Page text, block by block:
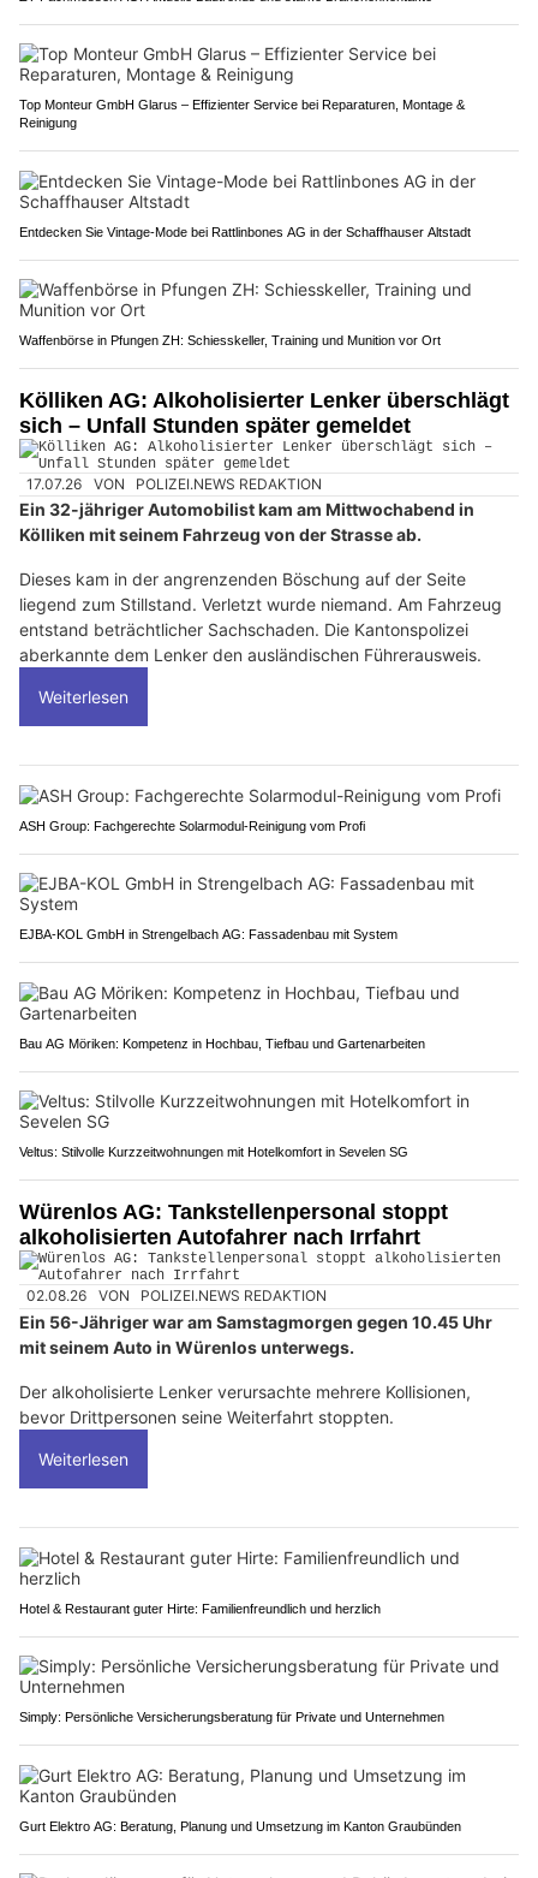
Top Monteur GmbH Glarus – Effizienter Service bei Reparaturen, Montage &
Reinigung
Entdecken Sie Vintage-Mode bei Rattlinbones AG in der Schaffhauser Altstadt
Waffenbörse in Pfungen ZH: Schiesskeller, Training und Munition vor Ort
Kölliken AG: Alkoholisierter Lenker überschlägt
sich – Unfall Stunden später gemeldet
17.07.26 VON POLIZEI.NEWS REDAKTION
Ein 32-jähriger Automobilist kam am Mittwochabend in
Kölliken mit seinem Fahrzeug von der Strasse ab.
Dieses kam in der angrenzenden Böschung auf der Seite
liegend zum Stillstand. Verletzt wurde niemand. Am Fahrzeug
entstand beträchtlicher Sachschaden. Die Kantonspolizei
aberkannte dem Lenker den ausländischen Führerausweis.
Weiterlesen
ASH Group: Fachgerechte Solarmodul-Reinigung vom Profi
EJBA-KOL GmbH in Strengelbach AG: Fassadenbau mit System
Bau AG Möriken: Kompetenz in Hochbau, Tiefbau und Gartenarbeiten
Veltus: Stilvolle Kurzzeitwohnungen mit Hotelkomfort in Sevelen SG
Würenlos AG: Tankstellenpersonal stoppt
alkoholisierten Autofahrer nach Irrfahrt
02.08.26 VON POLIZEI.NEWS REDAKTION
Ein 56-Jähriger war am Samstagmorgen gegen 10.45 Uhr
mit seinem Auto in Würenlos unterwegs.
Der alkoholisierte Lenker verursachte mehrere Kollisionen,
bevor Drittpersonen seine Weiterfahrt stoppten.
Weiterlesen
Hotel & Restaurant guter Hirte: Familienfreundlich und herzlich
Simply: Persönliche Versicherungsberatung für Private und Unternehmen
Gurt Elektro AG: Beratung, Planung und Umsetzung im Kanton Graubünden